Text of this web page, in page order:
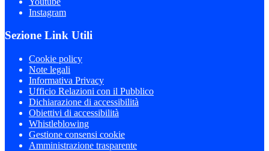
Instagram
Sezione Link Utili
Cookie policy
Note legali
Informativa Privacy
Ufficio Relazioni con il Pubblico
Dichiarazione di accessibilità
Obiettivi di accessibilità
Whistleblowing
Gestione consensi cookie
Amministrazione trasparente